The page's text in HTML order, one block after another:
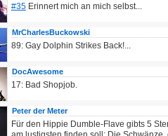
#35 Erinnert mich an mich selbst...
MrCharlesBuckowski
89: Gay Dolphin Strikes Back!...
DocAwesome
17: Bad Shopjob.
Peter der Meter
Für den Hippie Dumble-Flave gibts 5